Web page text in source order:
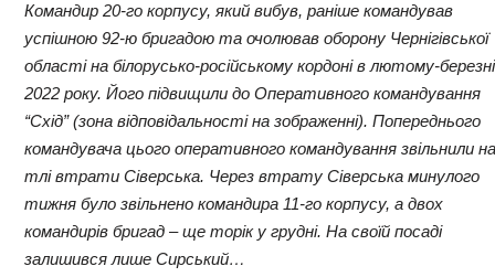
Командир 20-го корпусу, який вибув, раніше командував
успішною 92-ю бригадою та очолював оборону Чернігівської
області на білорусько-російському кордоні в лютому-березні
2022 року. Його підвищили до Оперативного командування
“Схід” (зона відповідальності на зображенні). Попереднього
командувача цього оперативного командування звільнили на
тлі втрати Сіверська. Через втрату Сіверська минулого
тижня було звільнено командира 11-го корпусу, а двох
командирів бригад – ще торік у грудні. На своїй посаді
залишився лише Сирський…